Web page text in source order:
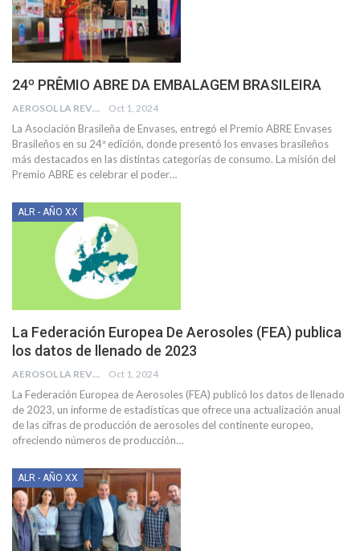
24º PRÊMIO ABRE DA EMBALAGEM BRASILEIRA
AEROSOL LA REVISTA Oct 1, 2024
La Asociación Brasileña de Envases, entregó el Premio ABRE Envases
Brasileños en su 24ª edición, donde presentó los envases brasileños
más destacados en las distintas categorías de consumo. La misión del
Premio ABRE es celebrar el poder…
ALR - AÑO XX
La Federación Europea De Aerosoles (FEA) publica
los datos de llenado de 2023
AEROSOL LA REVISTA Oct 1, 2024
La Federación Europea de Aerosoles (FEA) publicó los datos de llenado
de 2023, un informe de estadísticas que ofrece una actualización anual
de las cifras de producción de aerosoles del continente europeo,
ofreciendo números de producción…
ALR - AÑO XX